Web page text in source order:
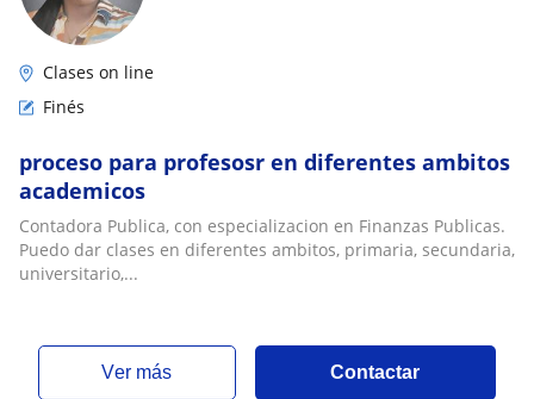
Clases on line
Finés
proceso para profesosr en diferentes ambitos
academicos
Contadora Publica, con especializacion en Finanzas Publicas.
Puedo dar clases en diferentes ambitos, primaria, secundaria,
universitario,...
ver más Contactar